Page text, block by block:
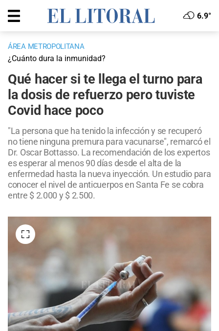
6.9°
ÁREA METROPOLITANA
¿Cuánto dura la inmunidad?
Qué hacer si te llega el turno para
la dosis de refuerzo pero tuviste
Covid hace poco
"La persona que ha tenido la infección y se recuperó
no tiene ninguna premura para vacunarse", remarcó el
Dr. Oscar Bottasso. La recomendación de los expertos
es esperar al menos 90 días desde el alta de la
enfermedad hasta la nueva inyección. Un estudio para
conocer el nivel de anticuerpos en Santa Fe se cobra
entre $ 2.000 y $ 2.500.